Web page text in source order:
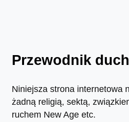
Przewodnik
Niniejsza strona internetowa
żadną religią, sektą,
ruchem New Age etc.